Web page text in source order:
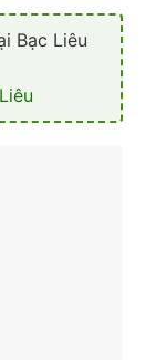
Bạc Liêu